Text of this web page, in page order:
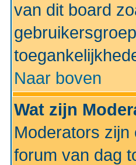
van dit board
Naar boven
Wat zijn
Moderators
forum van dag